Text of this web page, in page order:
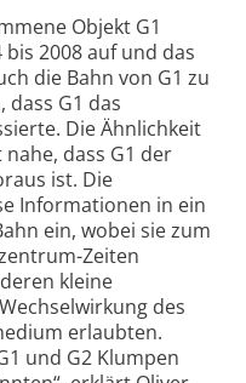
Objekt G1
2008 auf und das
die Bahn von G1 zu
dass G1 das
Die Ähnlichkeit
dass G1 der
ist. Die
Informationen in ein
ein, wobei sie zum
Zeiten
kleine
des
erlaubten.
und G2 Klumpen